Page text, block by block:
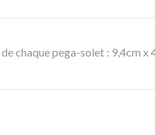
chaque pega-solet : 9,4cm x